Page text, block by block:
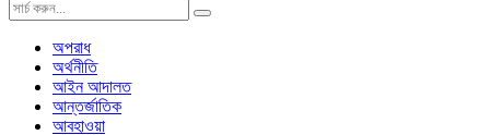
অপরাধ
অর্থনীতি
আইন আদালত
আন্তর্জাতিক
আবহাওয়া